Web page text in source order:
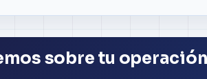
sobre tu